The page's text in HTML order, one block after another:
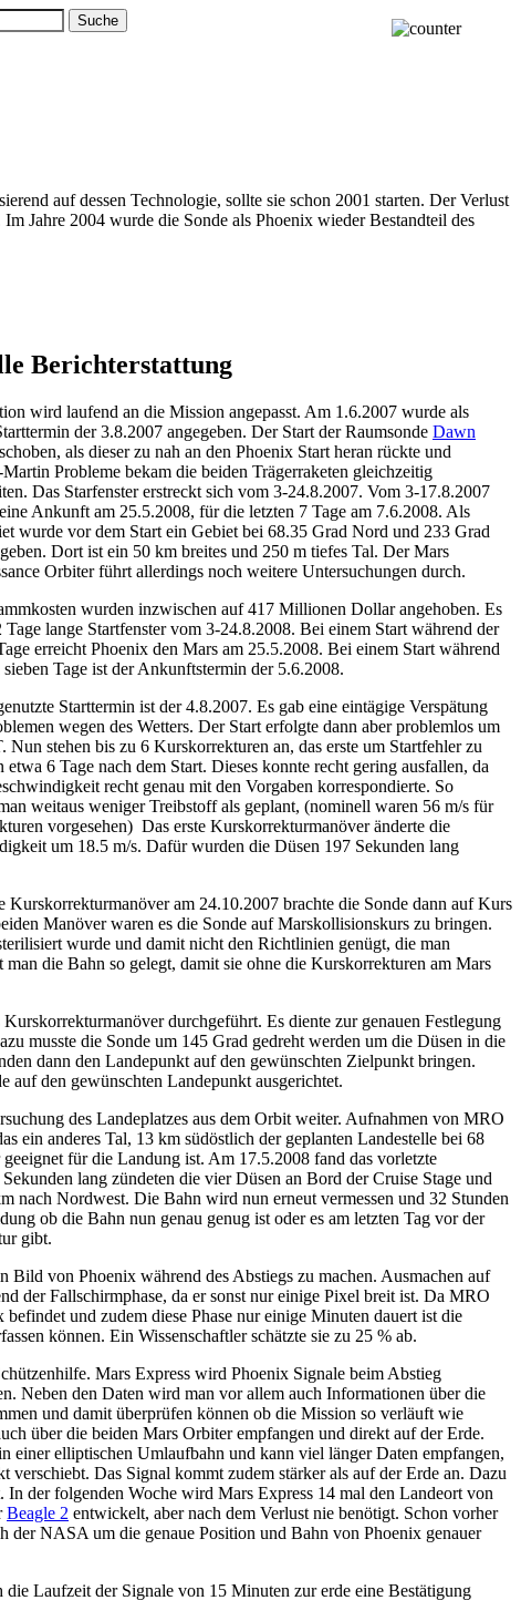
auf dessen Technologie, sollte sie schon 2001 starten. Der Verlust
Jahre 2004 wurde die Sonde als Phoenix wieder Bestandteil des
Berichterstattung
wird laufend an die Mission angepasst. Am 1.6.2007 wurde als
der 3.8.2007 angegeben. Der Start der Raumsonde Dawn
als dieser zu nah an den Phoenix Start heran rückte und
Probleme bekam die beiden Trägerraketen gleichzeitig
Das Starfenster erstreckt sich vom 3-24.8.2007. Vom 3-17.8.2007
Ankunft am 25.5.2008, für die letzten 7 Tage am 7.6.2008. Als
wurde vor dem Start ein Gebiet bei 68.35 Grad Nord und 233 Grad
Dort ist ein 50 km breites und 250 m tiefes Tal. Der Mars
Orbiter führt allerdings noch weitere Untersuchungen durch.
wurden inzwischen auf 417 Millionen Dollar angehoben. Es
Tage lange Startfenster vom 3-24.8.2008. Bei einem Start während der
erreicht Phoenix den Mars am 25.5.2008. Bei einem Start während
sieben Tage ist der Ankunftstermin der 5.6.2008.
Starttermin ist der 4.8.2007. Es gab eine eintägige Verspätung
wegen des Wetters. Der Start erfolgte dann aber problemlos um
Nun stehen bis zu 6 Kurskorrekturen an, das erste um Startfehler zu
etwa 6 Tage nach dem Start. Dieses konnte recht gering ausfallen, da
recht genau mit den Vorgaben korrespondierte. So
weitaus weniger Treibstoff als geplant, (nominell waren 56 m/s für
vorgesehen) Das erste Kurskorrekturmanöver änderte die
um 18.5 m/s. Dafür wurden die Düsen 197 Sekunden lang
Kurskorrekturmanöver am 24.10.2007 brachte die Sonde dann auf Kurs
Manöver waren es die Sonde auf Marskollisionskurs zu bringen.
wurde und damit nicht den Richtlinien genügt, die man
die Bahn so gelegt, damit sie ohne die Kurskorrekturen am Mars
durchgeführt. Es diente zur genauen Festlegung
musste die Sonde um 145 Grad gedreht werden um die Düsen in die
dann den Landepunkt auf den gewünschten Zielpunkt bringen.
auf den gewünschten Landepunkt ausgerichtet.
des Landeplatzes aus dem Orbit weiter. Aufnahmen von MRO
ein anderes Tal, 13 km südöstlich der geplanten Landestelle bei 68
für die Landung ist. Am 17.5.2008 fand das vorletzte
lang zündeten die vier Düsen an Bord der Cruise Stage und
nach Nordwest. Die Bahn wird nun erneut vermessen und 32 Stunden
ob die Bahn nun genau genug ist oder es am letzten Tag vor der
gibt.
Bild von Phoenix während des Abstiegs zu machen. Ausmachen auf
der Fallschirmphase, da er sonst nur einige Pixel breit ist. Da MRO
und zudem diese Phase nur einige Minuten dauert ist die
können. Ein Wissenschaftler schätzte sie zu 25 % ab.
Mars Express wird Phoenix Signale beim Abstieg
Neben den Daten wird man vor allem auch Informationen über die
und damit überprüfen können ob die Mission so verläuft wie
über die beiden Mars Orbiter empfangen und direkt auf der Erde.
einer elliptischen Umlaufbahn und kann viel länger Daten empfangen,
verschiebt. Das Signal kommt zudem stärker als auf der Erde an. Dazu
der folgenden Woche wird Mars Express 14 mal den Landeort von
Beagle 2 entwickelt, aber nach dem Verlust nie benötigt. Schon vorher
der NASA um die genaue Position und Bahn von Phoenix genauer
Laufzeit der Signale von 15 Minuten zur erde eine Bestätigung